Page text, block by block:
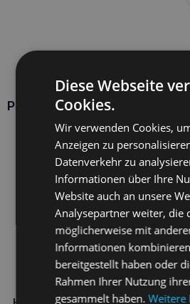
Produkte HOLISTA
Diese Webseite
Cookies.
Wir verwenden Cookies,
Anzeigen zu
Datenverkehr zu
Informationen über Ihre
Website auch an unsere
Analysepartner weiter, die
möglicherweise mit
Informationen
bereitgestellt haben oder
Rahmen Ihrer Nutzung
gesammelt haben.